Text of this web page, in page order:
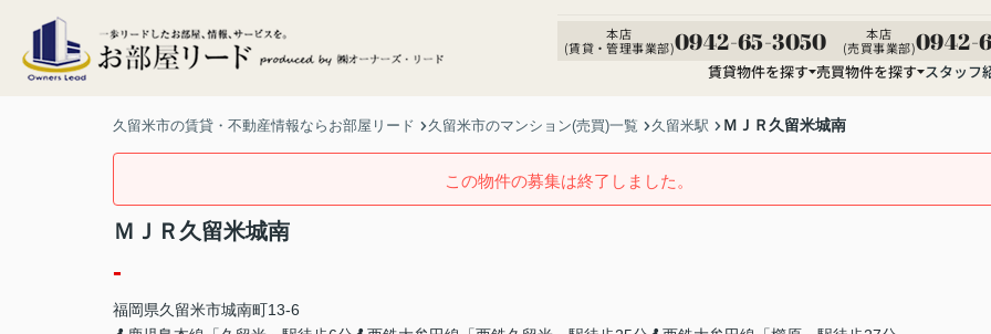
本店
(賃貸・管理事業部)0942-65-3050
本店
(売買事業部)0942-
賃貸物件を探す 売買物件を探す スタッフ
久留米市の賃貸・不動産情報ならお部屋リード 久留米市のマンション(売買)一覧 久留米駅 ＭＪＲ久留米城南
この物件の募集は終了しました。
ＭＪＲ久留米城南
-
福岡県久留米市城南町13-6